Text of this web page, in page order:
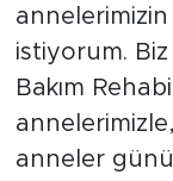
istiyorum.
Bakım
anneler